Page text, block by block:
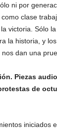
ni por
clase
victoria. Sólo
la historia, y
dan una
Piezas
de
iniciados